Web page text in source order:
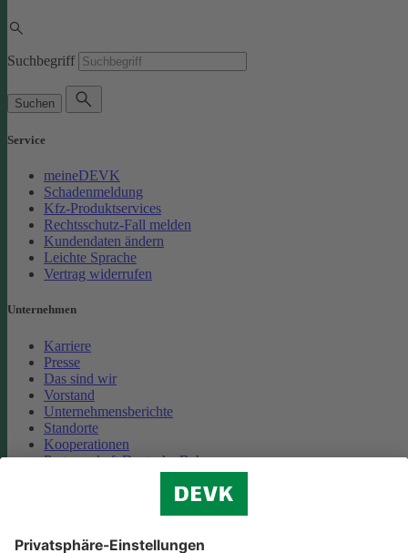
Suchbegriff
Suchen
Service
meineDEVK
Schadenmeldung
Kfz-Produktservices
Rechtsschutz-Fall melden
Kundendaten ändern
Leichte Sprache
Vertrag widerrufen
Unternehmen
Karriere
Presse
Das sind wir
Vorstand
Unternehmensberichte
Standorte
Kooperationen
Partnerschaft Deutsche Bahn